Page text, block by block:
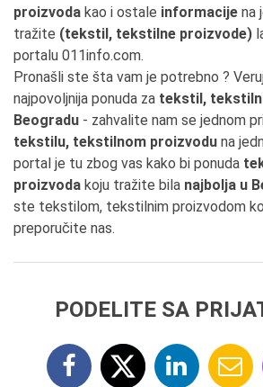
proizvoda kao i ostale informacije na
tražite (tekstil, tekstilne proizvode)
portalu 011info.com.
Pronašli ste šta vam je potrebno ?
najpovoljnija ponuda za tekstil,
Beogradu - zahvalite nam se jednom
tekstilu, tekstilnom proizvodu na
portal je tu zbog vas kako bi ponuda
proizvoda koju tražite bila najbolja u
ste tekstilom, tekstilnim proizvodom
preporučite nas.
PODELITE SA